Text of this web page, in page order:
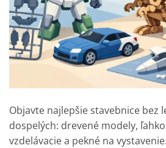
Objavte najlepšie stavebnice bez
dospelých: drevené modely,
vzdelávacie a pekné na vystavenie.